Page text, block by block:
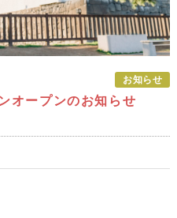
お知らせ
オープンのお知らせ